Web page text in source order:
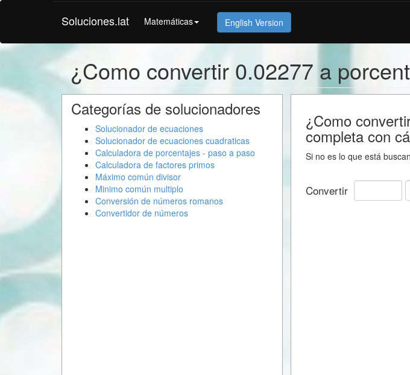
Soluciones.lat Matemáticas English Version
¿Como convertir 0.02277 a
¿Como
completa con
Si no es lo que está
Convertir
Categorías de solucionadores
Solucionador de ecuaciones
Solucionador de ecuaciones cuadraticas
Calculadora de porcentajes - paso a paso
Calculadora de factores primos
Máximo común divisor
Minimo común multiplo
Conversión de números romanos
Convertidor de números